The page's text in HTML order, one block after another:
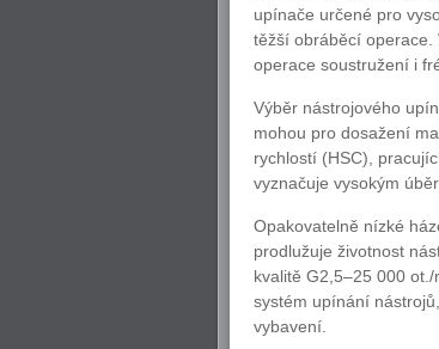
upínače určené pro
těžší obráběcí operace.
operace soustružení i
Výběr nástrojového
mohou pro dosažení
rychlostí (HSC),
vyznačuje vysokým
Opakovatelně nízké
prodlužuje životnost
kvalitě G2,5–25 000
systém upínání
vybavení.